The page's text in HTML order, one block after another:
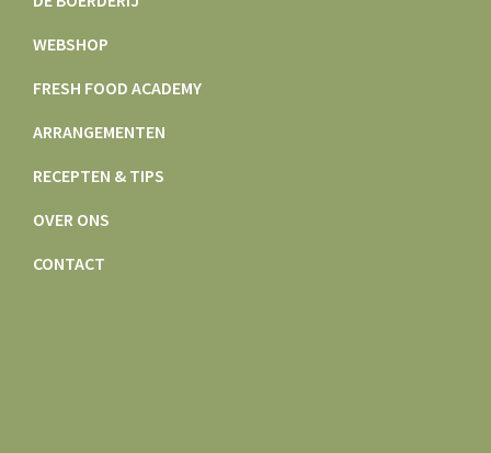
WEBSHOP
FRESH FOOD ACADEMY
ARRANGEMENTEN
RECEPTEN & TIPS
OVER ONS
CONTACT